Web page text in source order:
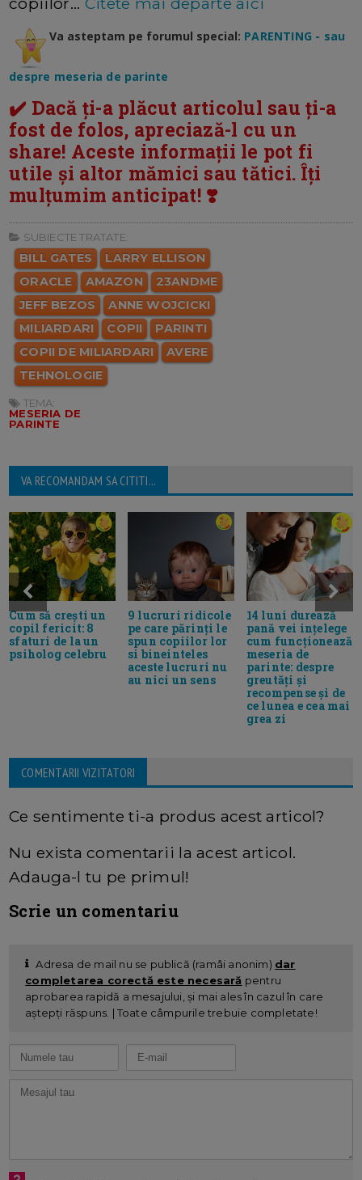
Va asteptam pe forumul special: PARENTING - sau
despre meseria de parinte
✔️ Dacă ți-a plăcut articolul sau ți-a
fost de folos, apreciază-l cu un
share! Aceste informații le pot fi
utile și altor mămici sau tătici. Îți
mulțumim anticipat! ❣️
SUBIECTE TRATATE:
BILL GATES
LARRY ELLISON
ORACLE
AMAZON
23ANDME
JEFF BEZOS
ANNE WOJCICKI
MILIARDARI
COPII
PARINTI
COPII DE MILIARDARI
AVERE
TEHNOLOGIE
TEMA:
MESERIA DE
PARINTE
VA RECOMANDAM SA CITITI...
Cum să crești un
copil fericit: 8
sfaturi de la un
psiholog celebru
9 lucruri ridicole
pe care părinți le
spun copiilor lor
si bineinteles
aceste lucruri nu
au nici un sens
14 luni durează
pană vei ințelege
cum funcționează
meseria de
parinte: despre
greutăți și
recompense și de
ce lunea e cea mai
grea zi
COMENTARII VIZITATORI
Ce sentimente ti-a produs acest articol?
Nu exista comentarii la acest articol.
Adauga-l tu pe primul!
Scrie un comentariu
Adresa de mail nu se publică (ramâi anonim) dar
completarea corectă este necesară pentru
aprobarea rapidă a mesajului, și mai ales în cazul în care
aștepți răspuns. | Toate câmpurile trebuie completate!